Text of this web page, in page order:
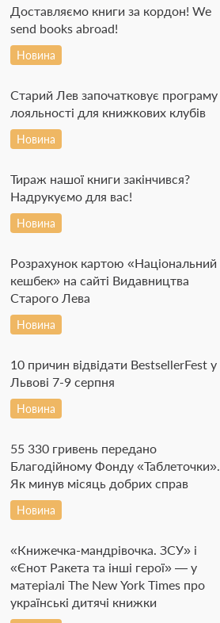
Доставляємо книги за кордон! We
send books abroad!
Новина
Старий Лев започатковує програму
лояльності для книжкових клубів
Новина
Тираж нашої книги закінчився?
Надрукуємо для вас!
Новина
Розрахунок картою «Національний
кешбек» на сайті Видавництва
Старого Лева
Новина
10 причин відвідати BestsellerFest у
Львові 7-9 серпня
Новина
55 330 гривень передано
Благодійному Фонду «Таблеточки».
Як минув місяць добрих справ
Новина
«Книжечка-мандрівочка. ЗСУ» і
«Єнот Ракета та інші герої» — у
матеріалі The New York Times про
українські дитячі книжки